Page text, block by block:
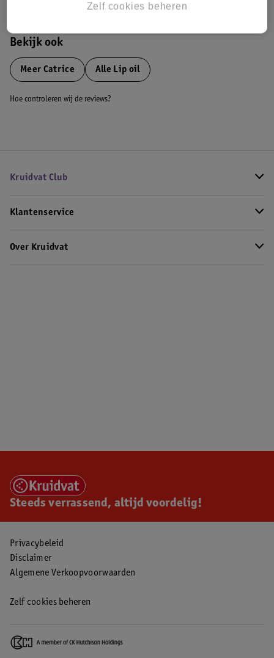
Bekijk ook
Meer Catrice Alle Lip oil
Hoe controleren wij de reviews?
Kruidvat Club
Klantenservice
Over Kruidvat
Steeds verrassend, altijd voordelig!
Privacybeleid
Disclaimer
Algemene Verkoopvoorwaarden
Zelf cookies beheren
Zelf cookies beheren